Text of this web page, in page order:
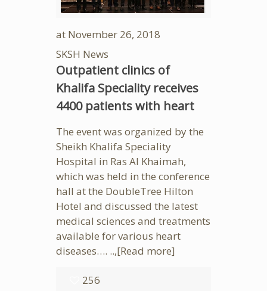
at November 26, 2018
SKSH News
Outpatient clinics of
Khalifa Speciality receives
4400 patients with heart
The event was organized by the
Sheikh Khalifa Speciality
Hospital in Ras Al Khaimah,
which was held in the conference
hall at the DoubleTree Hilton
Hotel and discussed the latest
medical sciences and treatments
available for various heart
diseases…. ..,[Read more]
256